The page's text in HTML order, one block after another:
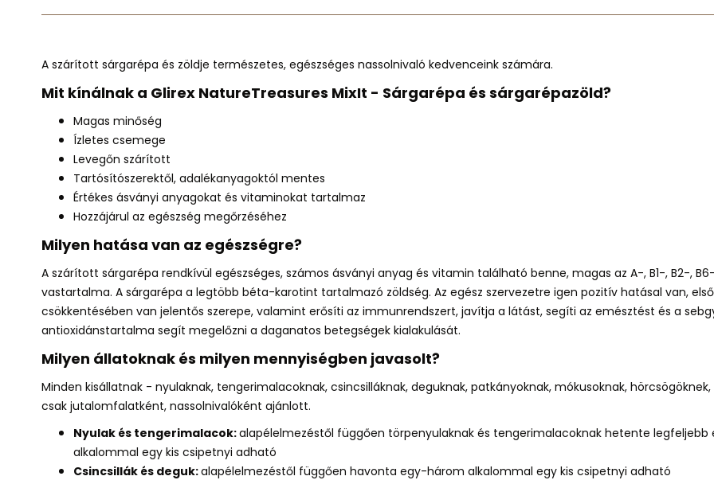
A szárított sárgarépa és zöldje természetes, egészséges nassolnivaló kedvenceink számára.
Mit kínálnak a Glirex NatureTreasures MixIt - Sárgarépa és sárgarépazöld?
Magas minőség
Ízletes csemege
Levegőn szárított
Tartósítószerektől, adalékanyagoktól mentes
Értékes ásványi anyagokat és vitaminokat tartalmaz
Hozzájárul az egészség megőrzéséhez
Milyen hatása van az egészségre?
A szárított sárgarépa rendkívül egészséges, számos ásványi anyag és vitamin található benne, magas az A-, B1-, B2-,
vastartalma. A sárgarépa a legtöbb béta-karotint tartalmazó zöldség. Az egész szervezetre igen pozitív hatásal van,
csökkentésében van jelentős szerepe, valamint erősíti az immunrendszert, javítja a látást, segíti az emésztést és a
antioxidánstartalma segít megelőzni a daganatos betegségek kialakulását.
Milyen állatoknak és milyen mennyiségben javasolt?
Minden kisállatnak - nyulaknak, tengerimalacoknak, csincsilláknak, deguknak, patkányoknak, mókusoknak,
csak jutalomfalatként, nassolnivalóként ajánlott.
Nyulak és tengerimalacok:alapélelmezéstől függően törpenyulaknak és tengerimalacoknak hetente
alkalommal egy kis csipetnyi adható
Csincsillák és deguk:alapélelmezéstől függően havonta egy-három alkalommal egy kis csipetnyi adható